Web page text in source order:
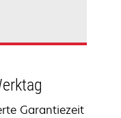
Garantiezeit